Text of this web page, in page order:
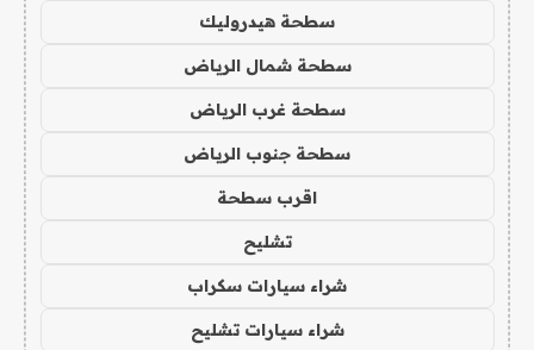
سطحة هيدروليك
سطحة شمال الرياض
سطحة غرب الرياض
سطحة جنوب الرياض
اقرب سطحة
تشليح
شراء سيارات سكراب
شراء سيارات تشليح